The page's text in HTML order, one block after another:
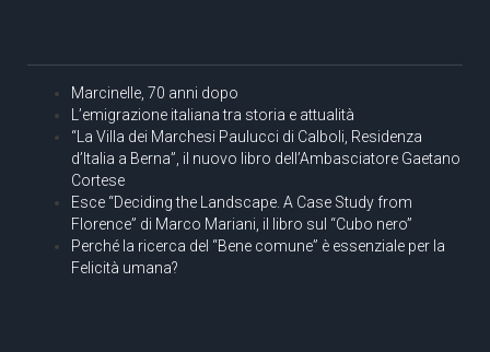
Marcinelle, 70 anni dopo
L’emigrazione italiana tra storia e attualità
“La Villa dei Marchesi Paulucci di Calboli, Residenza
d’Italia a Berna”, il nuovo libro dell’Ambasciatore Gaetano
Cortese
Esce “Deciding the Landscape. A Case Study from
Florence” di Marco Mariani, il libro sul “Cubo nero”
Perché la ricerca del “Bene comune” è essenziale per la
Felicità umana?